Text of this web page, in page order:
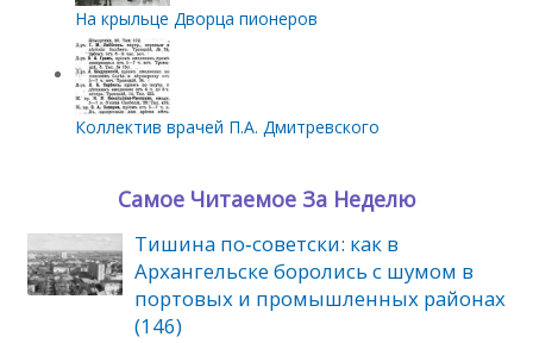
На крыльце Дворца пионеров
Коллектив врачей П.А. Дмитревского
Самое Читаемое За Неделю
Тишина по‑советски: как в
Архангельске боролись с шумом в
портовых и промышленных районах
(146)